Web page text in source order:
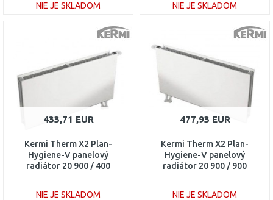
NIE JE SKLADOM
DO KOŠÍKA
NIE JE SKLADOM
DO KOŠÍKA
Porovnať
433,71 EUR
Kermi Therm X2 Plan-
Hygiene-V panelový
radiátor 20 900 / 400
NIE JE SKLADOM
477,93 EUR
Kermi Therm X2 Plan-
Hygiene-V panelový
radiátor 20 900 / 900
NIE JE SKLADOM